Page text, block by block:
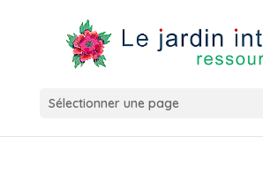
Sélectionner une page